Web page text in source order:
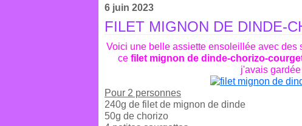
6 juin 2023
FILET MIGNON DE DINDE-
Voici une belle assiette ensoleillée avec
ce filet mignon de dinde-chorizo-
j'avais
Pour 2 personnes
240g de filet de mignon de dinde
50g de chorizo